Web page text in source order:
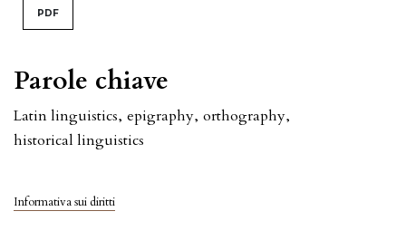
Parole chiave
Latin linguistics, epigraphy, orthography,
historical linguistics
Informativa sui diritti
PDF